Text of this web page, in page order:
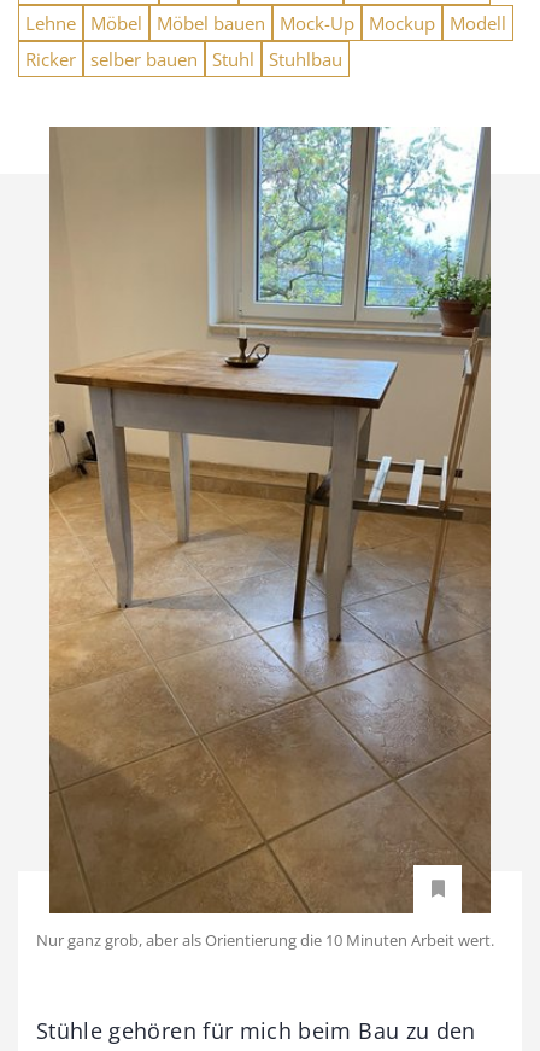
Lehne
Möbel Möbel bauen Mock-Up Mockup
Modell
Ricker selber bauen Stuhl Stuhlbau
Nur ganz grob, aber als Orientierung die 10 Minuten Arbeit wert.
Stühle gehören für mich beim Bau zu den